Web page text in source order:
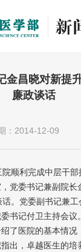
金昌晓对新提
廉政谈话
：2014-12-09
利完成中层干部
党委书记兼副院长
。党委副书记兼
书记付卫主持会议。
医院的基本情况
出，卓越医生的培